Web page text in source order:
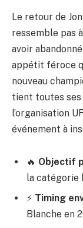
Le retour de
ressemble pas
avoir
appétit féroce
nouveau
tient toutes ses
l’organisation
événement à
🔥 Objectif
la catégorie
⚡ Timing
Blanche en